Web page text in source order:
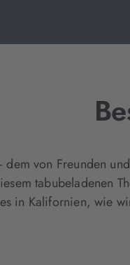
von Freunden
tabubeladenen
in Kalifornien, wie